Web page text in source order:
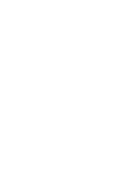
D’autres modèles
temps qui requiert
d’huile. Il est peu
motoneige à la mi-
votre huile à moteur